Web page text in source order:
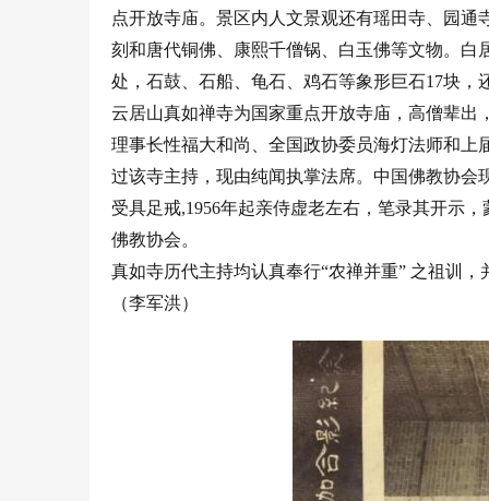
点开放寺庙。景区内人文景观还有瑶田寺、园
刻和唐代铜佛、康熙千僧锅、白玉佛等文物。白
处，石鼓、石船、龟石、鸡石等象形巨石17块，
云居山真如禅寺为国家重点开放寺庙，高僧辈
理事长性福大和尚、全国政协委员海灯法师和
过该寺主持，现由纯闻执掌法席。中国佛教协会
受具足戒,1956年起亲侍虚老左右，笔录其开示
佛教协会。
真如寺历代主持均认真奉行“农禅并重” 之祖训
（李军洪）